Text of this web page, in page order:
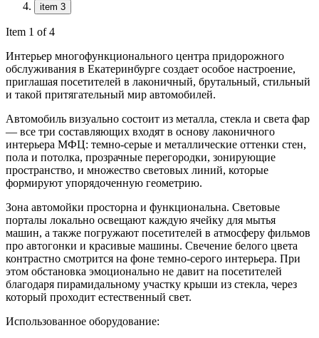
item 3
Item 1 of 4
Интерьер многофункционального центра придорожного
обслуживания в Екатеринбурге создает особое настроение,
приглашая посетителей в лаконичный, брутальный, стильный
и такой притягательный мир автомобилей.
Автомобиль визуально состоит из металла, стекла и света фар
— все три составляющих входят в основу лаконичного
интерьера МФЦ: темно-серые и металлические оттенки стен,
пола и потолка, прозрачные перегородки, зонирующие
пространство, и множество световых линий, которые
формируют упорядоченную геометрию.
Зона автомойки просторна и функциональна. Световые
порталы локально освещают каждую ячейку для мытья
машин, а также погружают посетителей в атмосферу фильмов
про автогонки и красивые машины. Свечение белого цвета
контрастно смотрится на фоне темно-серого интерьера. При
этом обстановка эмоционально не давит на посетителей
благодаря пирамидальному участку крыши из стекла, через
который проходит естественный свет.
Использованное оборудование: